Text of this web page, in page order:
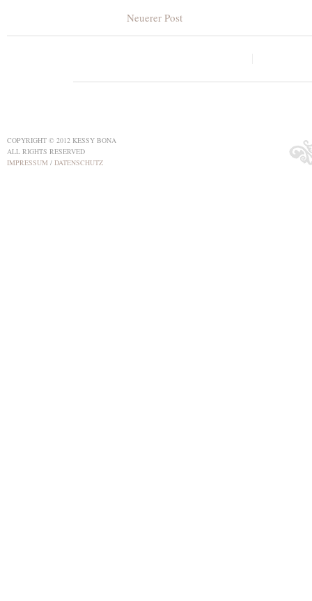
Neuerer Post
COPYRIGHT © 2012 KESSY BONA
ALL RIGHTS RESERVED
IMPRESSUM / DATENSCHUTZ